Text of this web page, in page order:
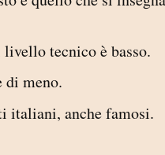
tecnico è basso.
di meno.
italiani, anche famosi.